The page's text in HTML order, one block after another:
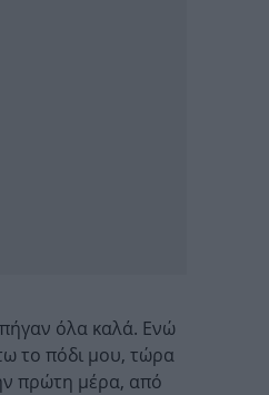
όλα καλά. Ενώ
το πόδι μου, τώρα
πρώτη μέρα, από